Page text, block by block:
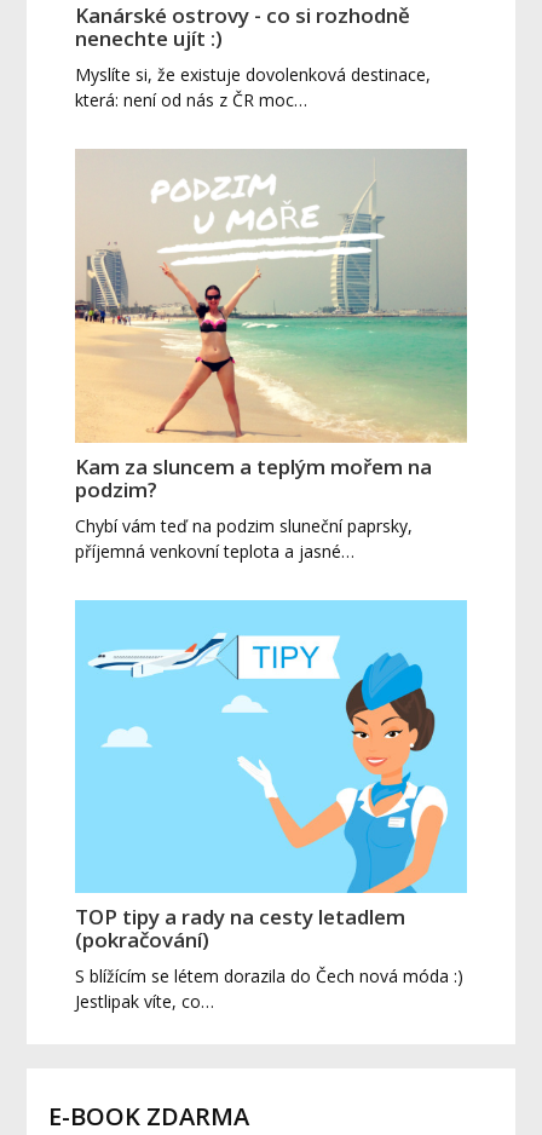
Kanárské ostrovy - co si rozhodně
nenechte ujít :)
Myslíte si, že existuje dovolenková destinace,
která: není od nás z ČR moc…
Kam za sluncem a teplým mořem na
podzim?
Chybí vám teď na podzim sluneční paprsky,
příjemná venkovní teplota a jasné…
TOP tipy a rady na cesty letadlem
(pokračování)
S blížícím se létem dorazila do Čech nová móda :)
Jestlipak víte, co…
E-BOOK ZDARMA